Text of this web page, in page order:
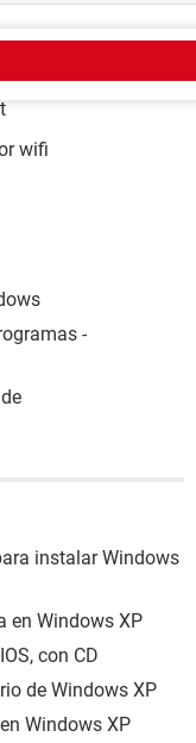
wifi
-
instalar Windows
en Windows XP
con CD
de Windows XP
Windows XP